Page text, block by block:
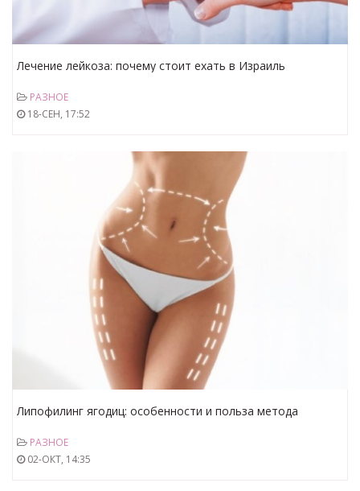
Лечение лейкоза: почему стоит ехать в Израиль
РАЗНОЕ
18-СЕН, 17:52
Липофилинг ягодиц: особенности и польза метода
РАЗНОЕ
02-ОКТ, 14:35